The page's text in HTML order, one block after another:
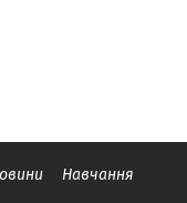
Навчання